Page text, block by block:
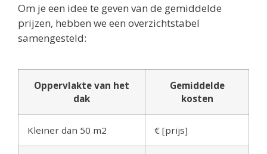
Om je een idee te geven van de gemiddelde
prijzen, hebben we een overzichtstabel
samengesteld:
Oppervlakte van het
dak
Gemiddelde
kosten
Kleiner dan 50 m2 € [prijs]